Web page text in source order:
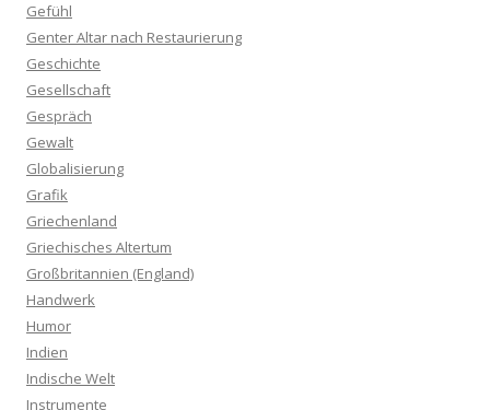
Gefühl
Genter Altar nach Restaurierung
Geschichte
Gesellschaft
Gespräch
Gewalt
Globalisierung
Grafik
Griechenland
Griechisches Altertum
Großbritannien (England)
Handwerk
Humor
Indien
Indische Welt
Instrumente